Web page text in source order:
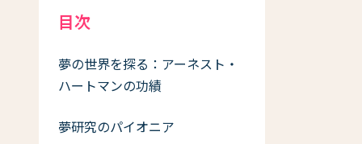
目次
夢の世界を探る：アーネスト・
ハートマンの功績
夢研究のパイオニア